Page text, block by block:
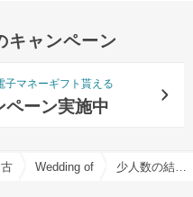
キャンペーン
子マネーギフト貰える
ペーン実施中
屋市の結婚式場一覧
Wedding of Legend